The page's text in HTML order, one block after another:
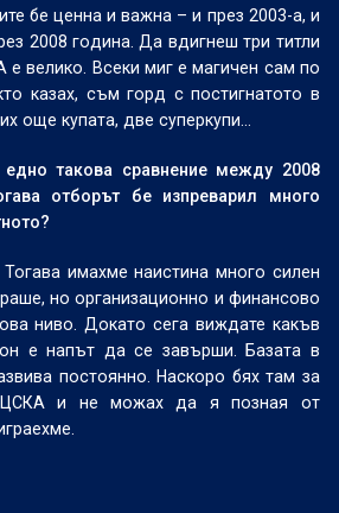
бе ценна и важна – и през 2003-а, и
2008 година. Да вдигнеш три титли
е велико. Всеки миг е магичен сам по
казах, съм горд с постигнатото в
още купата, две суперкупи…
едно такова сравнение между 2008
отборът бе изпреварил много
имахме наистина много силен
но организационно и финансово
ниво. Докато сега виждате какъв
е напът да се завърши. Базата в
постоянно. Наскоро бях там за
ЦСКА и не можах да я позная от